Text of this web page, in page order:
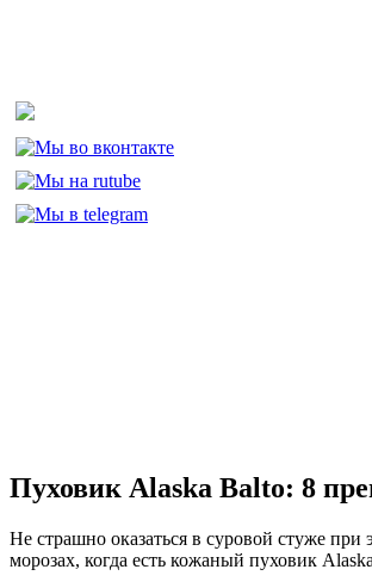
Пуховик Alaska Balto: 8
Не страшно оказаться в суровой стуже при
морозах, когда есть кожаный пуховик